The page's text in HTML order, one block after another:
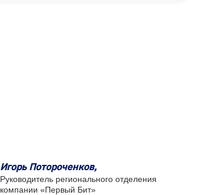
Игорь Потороченков,
Руководитель регионального отделения
компании «Первый Бит»